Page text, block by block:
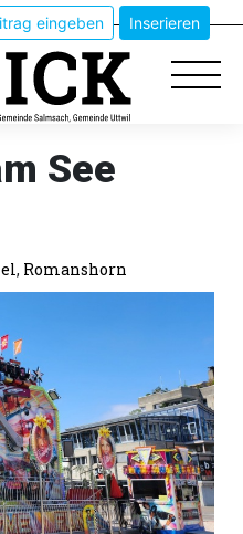
eingeben Inserieren
See
, Romanshorn